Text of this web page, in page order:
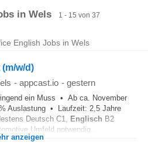
Unternehmen
in Wels 1 - 15 von 37
English Jobs in Wels
w/d)
- appcast.io - gestern
ein Muss • Ab ca. November
Auslastung • Laufzeit: 2,5 Jahre
Deutsch C1, Englisch B2
Umfeld notwendig...
anzeigen